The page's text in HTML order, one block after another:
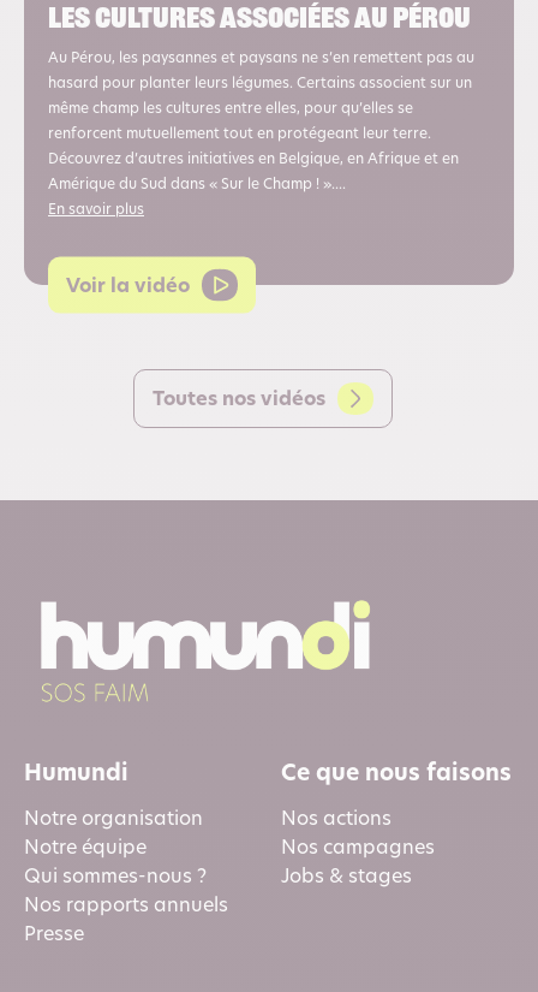
Les cultures Associées au Pérou
Au Pérou, les paysannes et paysans ne s’en remettent pas au
hasard pour planter leurs légumes. Certains associent sur un
même champ les cultures entre elles, pour qu’elles se
renforcent mutuellement tout en protégeant leur terre.
Découvrez d’autres initiatives en Belgique, en Afrique et en
Amérique du Sud dans « Sur le Champ ! »....
En savoir plus
Voir la vidéo
Toutes nos vidéos
Humundi
Notre organisation
Notre équipe
Qui sommes-nous ?
Nos rapports annuels
Presse
Ce que nous faisons
Nos actions
Nos campagnes
Jobs & stages